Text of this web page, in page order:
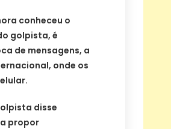
conheceu o
golpista, é
de mensagens, a
onde os
disse
propor